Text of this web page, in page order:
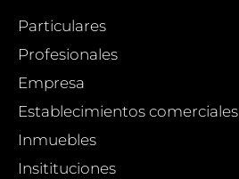
Particulares
Profesionales
Empresa
Establecimientos comerciales
Inmuebles
Insitituciones